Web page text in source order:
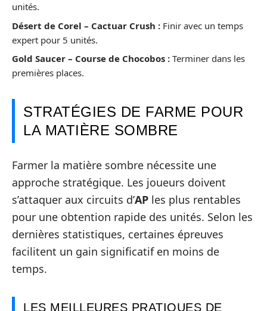
unités.
Désert de Corel – Cactuar Crush : Finir avec un temps
expert pour 5 unités.
Gold Saucer – Course de Chocobos : Terminer dans les
premières places.
STRATÉGIES DE FARME POUR
LA MATIÈRE SOMBRE
Farmer la matière sombre nécessite une
approche stratégique. Les joueurs doivent
s’attaquer aux circuits d’AP les plus rentables
pour une obtention rapide des unités. Selon les
dernières statistiques, certaines épreuves
facilitent un gain significatif en moins de
temps.
LES MEILLEURES PRATIQUES DE